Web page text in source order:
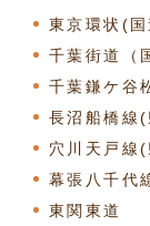
東京環状(
千葉街道（
千葉鎌ケ谷
長沼船橋線
穴川天戸線
幕張八千代
東関東道